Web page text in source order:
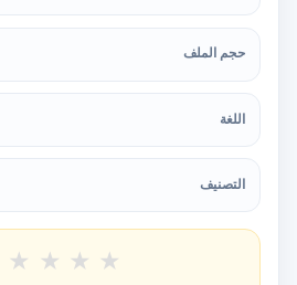
حجم الملف
اللغة
التصنيف
★ ★ ★ ★